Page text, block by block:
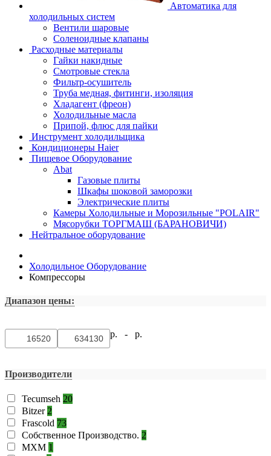
Автоматика для
холодильных систем
Вентили шаровые
Соленоидные клапаны
Расходные материалы
Гайки накидные
Смотровые стекла
Фильтр-осушитель
Труба медная, фитинги, изоляция
Хладагент (фреон)
Холодильные масла
Припой, флюс для пайки
Инструмент холодильщика
Кондиционеры Haier
Пищевое Оборудование
Abat
Газовые плиты
Шкафы шоковой заморозки
Электрические плиты
Камеры Холодильные и Морозильные "POLAIR"
Мясорубки ТОРГМАШ (БАРАНОВИЧИ)
Нейтральное оборудование
Холодильное Оборудование
Компрессоры
Диапазон цены:
р. - р.
Производители
Tecumseh 20
Bitzer 2
Frascold 73
Собственное Производство. 2
MXM 1